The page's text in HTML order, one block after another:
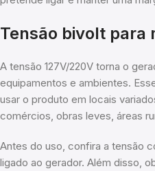
Tensão bivolt para
A tensão 127V/220V torna o
equipamentos e ambientes.
usar o produto em locais
comércios, obras leves, áreas
Antes do uso, confira a tensão
ligado ao gerador. Além disso,